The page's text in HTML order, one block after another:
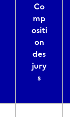
Co
mp
ositi
on
des
jury
s